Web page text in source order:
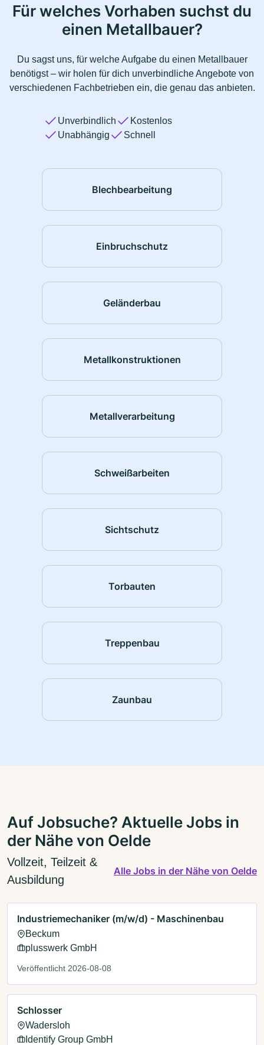
Für welches Vorhaben suchst du
einen Metallbauer?
Du sagst uns, für welche Aufgabe du einen Metallbauer
benötigst – wir holen für dich unverbindliche Angebote von
verschiedenen Fachbetrieben ein, die genau das anbieten.
Unverbindlich
Kostenlos
Unabhängig
Schnell
Blechbearbeitung
Einbruchschutz
Geländerbau
Metallkonstruktionen
Metallverarbeitung
Schweißarbeiten
Sichtschutz
Torbauten
Treppenbau
Zaunbau
Auf Jobsuche? Aktuelle Jobs in
der Nähe von Oelde
Vollzeit, Teilzeit &
Ausbildung
Alle Jobs in der Nähe von Oelde
Industriemechaniker (m/w/d) - Maschinenbau
Beckum
plusswerk GmbH
Veröffentlicht 2026-08-08
Schlosser
Wadersloh
Identify Group GmbH